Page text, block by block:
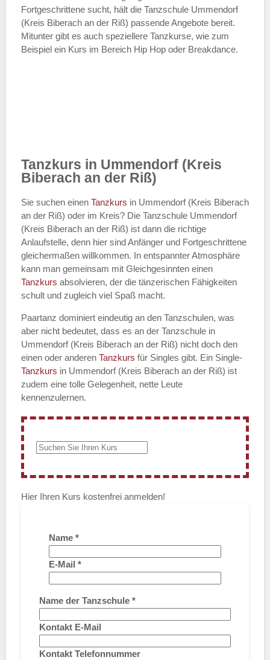
Fortgeschrittene sucht, hält die Tanzschule Ummendorf
(Kreis Biberach an der Riß) passende Angebote bereit.
Mitunter gibt es auch speziellere Tanzkurse, wie zum
Beispiel ein Kurs im Bereich Hip Hop oder Breakdance.
Tanzkurs in Ummendorf (Kreis
Biberach an der Riß)
Sie suchen einen Tanzkurs in Ummendorf (Kreis Biberach
an der Riß) oder im Kreis? Die Tanzschule Ummendorf
(Kreis Biberach an der Riß) ist dann die richtige
Anlaufstelle, denn hier sind Anfänger und Fortgeschrittene
gleichermaßen willkommen. In entspannter Atmosphäre
kann man gemeinsam mit Gleichgesinnten einen
Tanzkurs absolvieren, der die tänzerischen Fähigkeiten
schult und zugleich viel Spaß macht.
Paartanz dominiert eindeutig an den Tanzschulen, was
aber nicht bedeutet, dass es an der Tanzschule in
Ummendorf (Kreis Biberach an der Riß) nicht doch den
einen oder anderen Tanzkurs für Singles gibt. Ein Single-
Tanzkurs in Ummendorf (Kreis Biberach an der Riß) ist
zudem eine tolle Gelegenheit, nette Leute
kennenzulernen.
Hier Ihren Kurs kostenfrei anmelden!
Name *
E-Mail *
Name der Tanzschule *
Kontakt E-Mail
Kontakt Telefonnummer